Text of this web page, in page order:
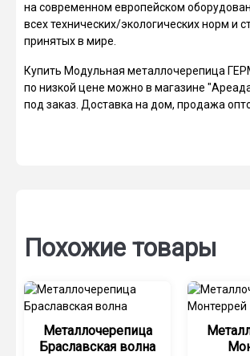
на современном европейском
всех технических/экологических норм и
принятых в мире.
Купить Модульная металлочерепица
по низкой цене можно в магазине
под заказ. Доставка на дом, продажа
Похожие товары
Металлочерепица
Браславская волна